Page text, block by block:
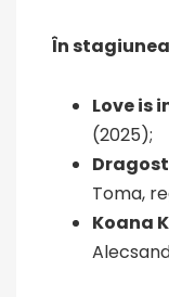
În
Love is
(2025);
Toma,
Koana